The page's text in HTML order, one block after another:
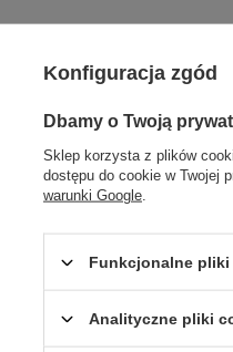
Konfiguracja zgód
Dbamy o Twoją
Sklep korzysta z plików
dostępu do cookie w Twojej
warunki Google
Funkcjonalne pliki
Analityczne pliki